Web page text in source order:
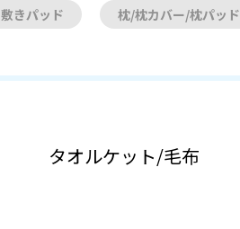
敷きパッド 枕/枕カバー/枕パッド
タオルケット/毛布